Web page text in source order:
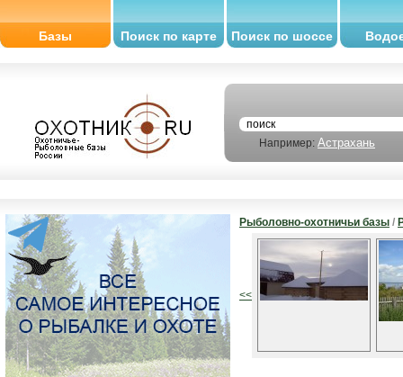
Базы Поиск по карте Поиск по шоссе
Например: Астрахань
Рыболовно-охотничьи базы /
<<